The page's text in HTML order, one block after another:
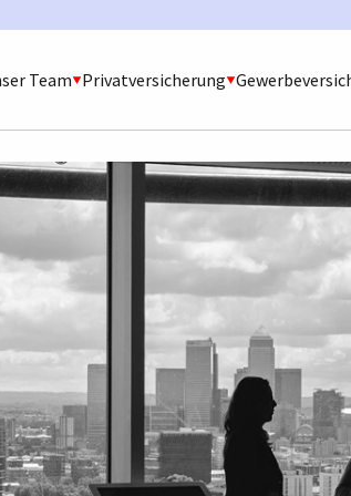
Team Privatversicherung